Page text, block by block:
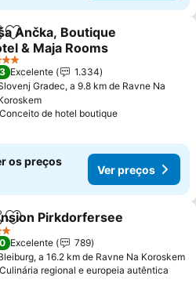
Adicionar aos favoritos
Ančka, Boutique
& Maja Rooms
preços
Excelente
1.334
Gradec, a 9.8 km de Ravne Na
Conceito de hotel boutiqueVer preços
os preços
Ver preços
Adicionar aos favoritos
Pirkdorfersee
Excelente
789
a 16.2 km de Ravne Na Koroskem
Culinária regional e europeia autêntica